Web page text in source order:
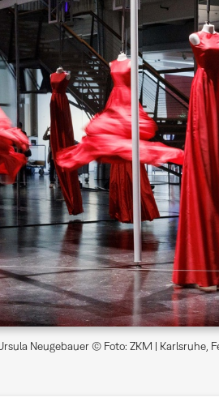
Neugebauer © Foto: ZKM | Karlsruhe,